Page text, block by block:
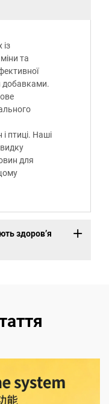
із
та
добавками.
птиці. Наші
для
здоров’я